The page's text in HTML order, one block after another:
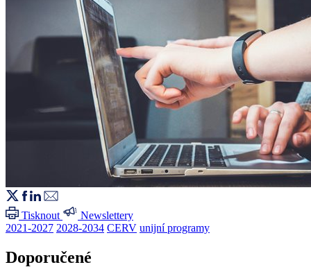
Tisknout
Newslettery
2021-2027 2028-2034 CERV unijní programy
Doporučené